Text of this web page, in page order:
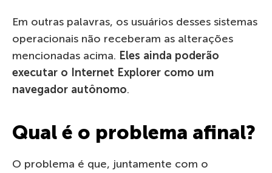
Em outras palavras, os usuários desses sistemas
operacionais não receberam as alterações
mencionadas acima. Eles ainda poderão
executar o Internet Explorer como um
navegador autônomo.
Qual ​​é o problema afinal?
O problema é que, juntamente com o